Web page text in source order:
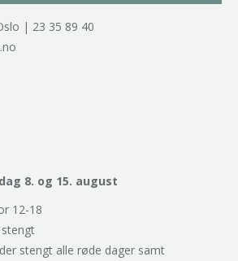
| 23 35 89 40
8. og 15. august
12-18
stengt alle røde dager samt